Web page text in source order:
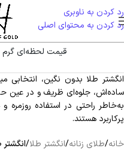
رد کردن به ناوبری
رد کردن به محتوای اصلی
قیمت لحظه‌ای گرم 18 |
انگشتر طلا بدون نگین،
ساده‌اش، جلوه‌ای ظریف و در عین
به‌خاطر راحتی در استفاده
پرکاربرد هستند.
خانه/طلای زنانه/انگشتر طلا/